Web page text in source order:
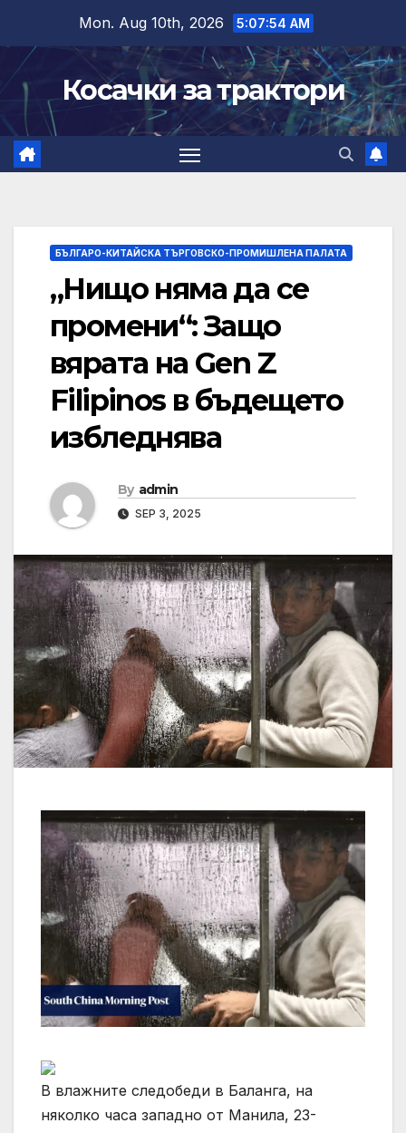
content
Mon. Aug 10th, 2026 5:07:55 AM
Косачки за трактори
БЪЛГАРО-КИТАЙСКА ТЪРГОВСКО-ПРОМИШЛЕНА ПАЛАТА
„Нищо няма да се
промени“: Защо
вярата на Gen Z
Filipinos в бъдещето
избледнява
By admin
SEP 3, 2025
В влажните следобеди в Баланга, на
няколко часа западно от Манила, 23-